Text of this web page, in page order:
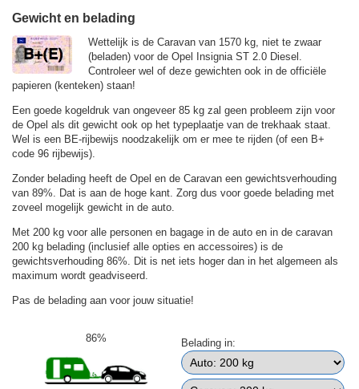
Gewicht en belading
Wettelijk is de Caravan van 1570 kg, niet te zwaar
(beladen) voor de Opel Insignia ST 2.0 Diesel.
Controleer wel of deze gewichten ook in de officiële
papieren (kenteken) staan!
Een goede kogeldruk van ongeveer 85 kg zal geen probleem zijn voor
de Opel als dit gewicht ook op het typeplaatje van de trekhaak staat.
Wel is een BE-rijbewijs noodzakelijk om er mee te rijden (of een B+
code 96 rijbewijs).
Zonder belading heeft de Opel en de Caravan een gewichtsverhouding
van 89%. Dat is aan de hoge kant. Zorg dus voor goede belading met
zoveel mogelijk gewicht in de auto.
Met 200 kg voor alle personen en bagage in de auto en in de caravan
200 kg belading (inclusief alle opties en accessoires) is de
gewichtsverhouding 86%. Dit is net iets hoger dan in het algemeen als
maximum wordt geadviseerd.
Pas de belading aan voor jouw situatie!
86% Belading in: